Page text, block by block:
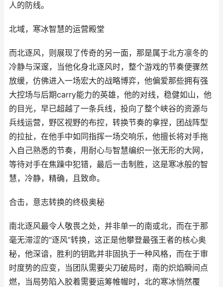
人的防线。
北域，寒冰智慧的运营殿堂
而北逐风，则展现了传奇的另一面，那是属于北方凛冬的
冷静与深邃，当他化身北逐风时，整个游戏的节奏便骤然
放缓，仿佛进入一场宏大的战略博弈，他偏爱那些拥有强
大控场与后期carry能力的英雄，他的对线，稳健如山，他
的目光，早已超越了一条兵线，投向了整个峡谷的资源与
兵线运营，野区视野的布控，转换节奏的拿捏，团战阵型
的拉扯，在他手中如同指挥一场交响乐，他擅长将对手拖
入自己熟悉的节奏，用耐心与智慧编织一张无形的大网，
等待对手在焦躁中犯错，最后一击制胜，这是寒冰般的智
慧，冷静，精确，且致命。
合击，意志转换的终极奥秘
南北逐风最令人敬畏之处，并非单一的南或北，而在于那
毫无滞涩的“逐风”转换，这正是他攀登最强王者的核心奥
秘，他深谙，胜利的钥匙并非固执于一种风格，而在于审
时度势的应变，当团队需要尖刀破局时，南的炽焰瞬间点
燃，当局势陷入胶着需要运筹帷幄时，北的寒冰悄然覆